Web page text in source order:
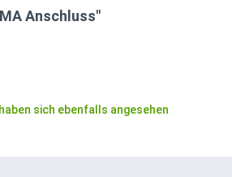
Anschluss"
sich ebenfalls angesehen